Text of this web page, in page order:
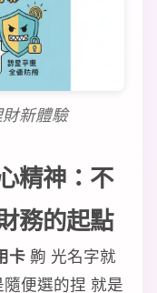
新體驗
精神：不
務的起點
卡 齁 光名字就
便選的捏 就是